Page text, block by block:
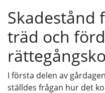
Skadestånd
träd och
I första delen av
ställdes frågan hur det